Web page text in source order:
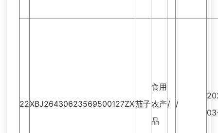
22XBJ26430623569500127ZX茄子
食用
农产
品
/ /